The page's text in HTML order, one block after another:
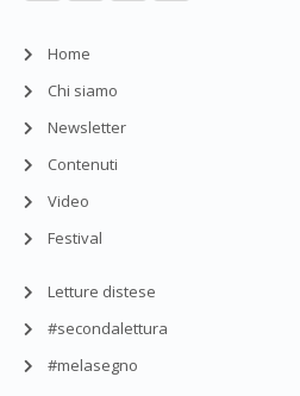
Home
Chi siamo
Newsletter
Contenuti
Video
Festival
Letture distese
#secondalettura
#melasegno